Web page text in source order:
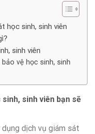
học sinh, sinh viên
sinh viên
vệ học sinh, sinh
sinh viên bạn sẽ
dịch vụ giám sát